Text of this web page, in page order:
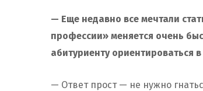
— Еще недавно все мечтали
профессии» меняется очень
абитуриенту ориентироваться
— Ответ прост — не нужно